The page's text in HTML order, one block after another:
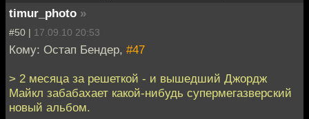
timur_photo »
#50 | 17.09.10 20:53
Кому: Остап Бендер, #47
> 2 месяца за решеткой - и вышедший Джордж
Майкл забабахает какой-нибудь супермегазверский
новый альбом.